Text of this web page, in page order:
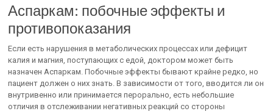
Аспаркам: побочные эффекты и
противопоказания
Если есть нарушения в метаболических процессах или дефицит
калия и магния, поступающих с едой, доктором может быть
назначен Аспаркам. Побочные эффекты бывают крайне редко, но
пациент должен о них знать. В зависимости от того, вводится ли он
внутривенно или принимается перорально, есть небольшие
отличия в отслеживании негативных реакций со стороны